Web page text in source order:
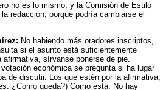
no es lo mismo, y la Comisión de Estilo
redacción, porque podría cambiarse el
No habiendo más oradores inscriptos,
si el asunto está suficientemente
sírvanse ponerse de pie.
económica se pregunta si ha lugar
de discutir. Los que estén por la afirmativa,
¿Cómo queda?) Como está. No hay